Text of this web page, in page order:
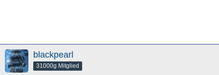
blackpearl
31000g Mitglied